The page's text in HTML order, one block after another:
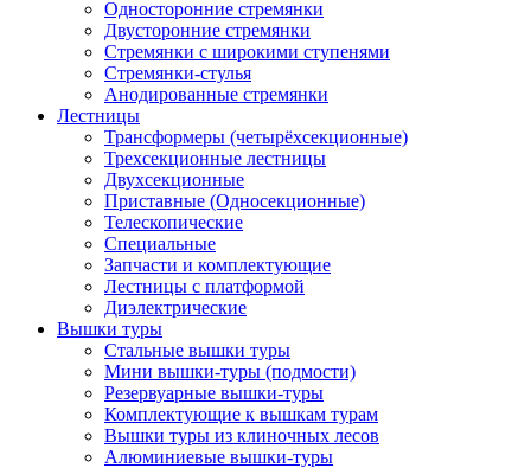
Односторонние стремянки
Двусторонние стремянки
Стремянки с широкими ступенями
Стремянки-стулья
Анодированные стремянки
Лестницы
Трансформеры (четырёхсекционные)
Трехсекционные лестницы
Двухсекционные
Приставные (Односекционные)
Телескопические
Специальные
Запчасти и комплектующие
Лестницы с платформой
Диэлектрические
Вышки туры
Стальные вышки туры
Мини вышки-туры (подмости)
Резервуарные вышки-туры
Комплектующие к вышкам турам
Вышки туры из клиночных лесов
Алюминиевые вышки-туры